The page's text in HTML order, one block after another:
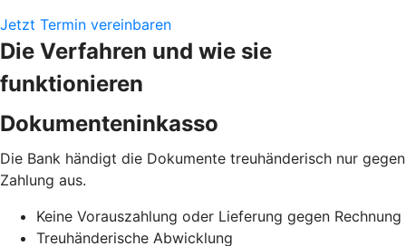
Jetzt Termin vereinbaren
Die Verfahren und wie sie
funktionieren
Dokumenteninkasso
Die Bank händigt die Dokumente treuhänderisch nur gegen
Zahlung aus.
Keine Vorauszahlung oder Lieferung gegen Rechnung
Treuhänderische Abwicklung